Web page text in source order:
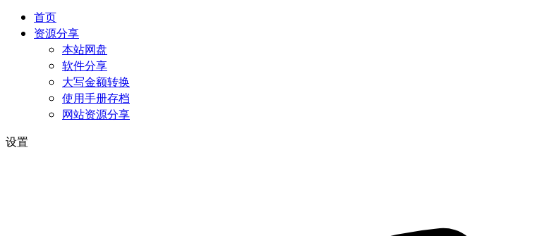
首页
资源分享
本站网盘
软件分享
大写金额转换
使用手册存档
网站资源分享
设置